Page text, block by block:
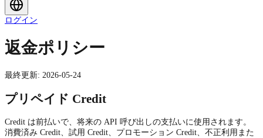
ログイン
返金ポリシー
最終更新: 2026-05-24
プリペイド Credit
Credit は前払いで、将来の API 呼び出しの支払いに使用されます。
消費済み Credit、試用 Credit、プロモーション Credit、不正利用また